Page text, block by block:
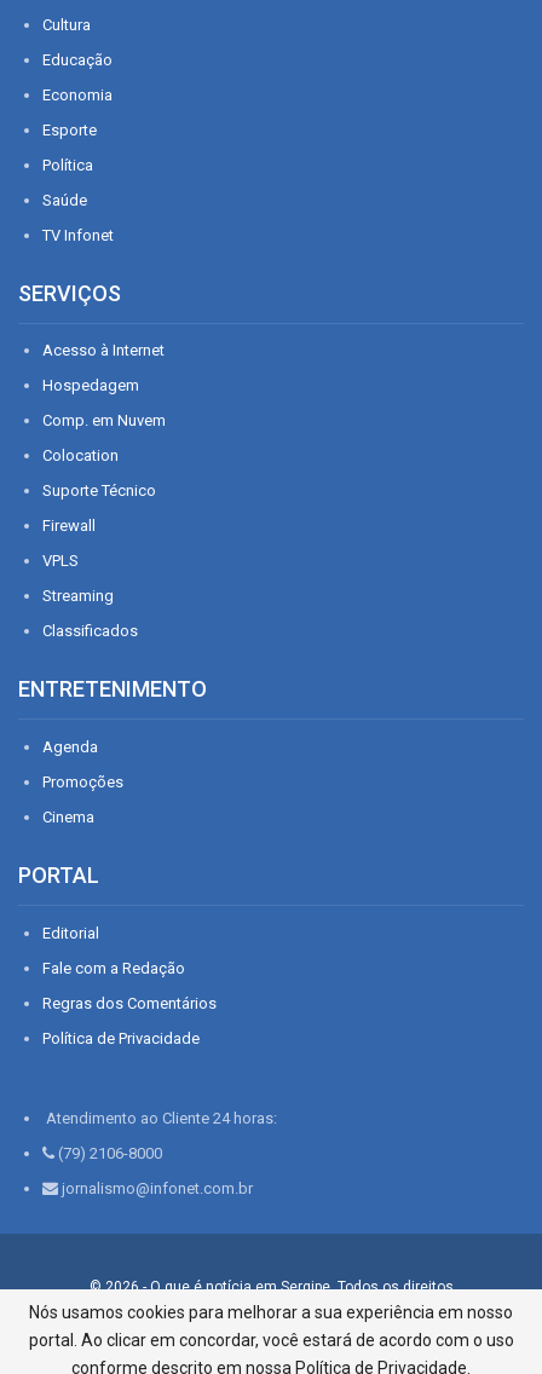
Cultura
Educação
Economia
Esporte
Política
Saúde
TV Infonet
SERVIÇOS
Acesso à Internet
Hospedagem
Comp. em Nuvem
Colocation
Suporte Técnico
Firewall
VPLS
Streaming
Classificados
ENTRETENIMENTO
Agenda
Promoções
Cinema
PORTAL
Editorial
Fale com a Redação
Regras dos Comentários
Política de Privacidade
Atendimento ao Cliente 24 horas:
(79) 2106-8000
jornalismo@infonet.com.br
© 2026 - O que é notícia em Sergipe. Todos os direitos
reservados.
Infonet - Rua Monsenhor Silveira 276, Bairro São José |
Aracaju-SE, CEP 49015-030, Fone: 79.2106.8000 - CI Centro de
Nós usamos cookies para melhorar a sua experiência em nosso
portal. Ao clicar em concordar, você estará de acordo com o uso
conforme descrito em nossa Política de Privacidade.